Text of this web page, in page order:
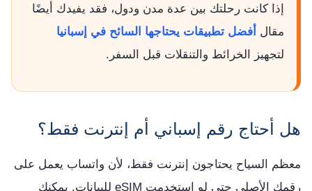
إذا كانت رحلتك بين عدة مدن ودول، فقد يفيدك أيضًا
مقال أفضل تطبيقات يحتاجها السائح في إسبانيا
لتجهيز الخرائط والتنقلات قبل السفر.
هل أحتاج رقم إسباني أم إنترنت فقط؟
معظم السياح يحتاجون إنترنت فقط، لأن واتساب يعمل على
رقمك الأصلي حتى لو استخدمت eSIM للبيانات. يمكنك